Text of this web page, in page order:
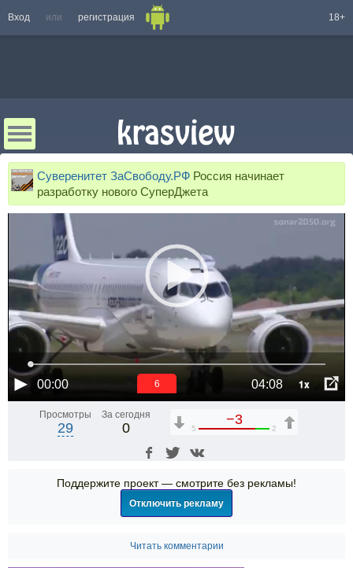
Вход или регистрация 18+
Суверенитет ЗаСвободу.РФ Россия начинает
разработку нового СуперДжета
00:00 04:08 1x
5
Просмотры
29
За сегодня
0
−3
5 2
Поддержите проект — смотрите без рекламы!
Отключить рекламу
Читать комментарии